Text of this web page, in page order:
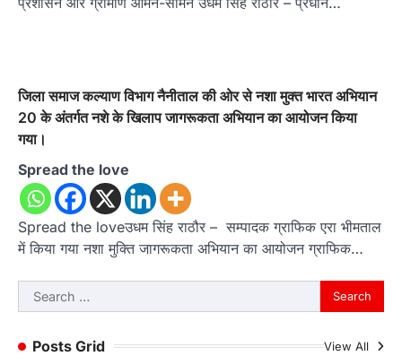
जिला समाज कल्याण विभाग नैनीताल की ओर से नशा मुक्त भारत अभियान
20 के अंतर्गत नशे के खिलाप जागरूकता अभियान का आयोजन किया
गया।
Spread the love
Spread the loveउधम सिंह राठौर – सम्पादक ग्राफिक एरा भीमताल
में किया गया नशा मुक्ति जागरूकता अभियान का आयोजन ग्राफिक…
Search
for:
Posts Grid
View All